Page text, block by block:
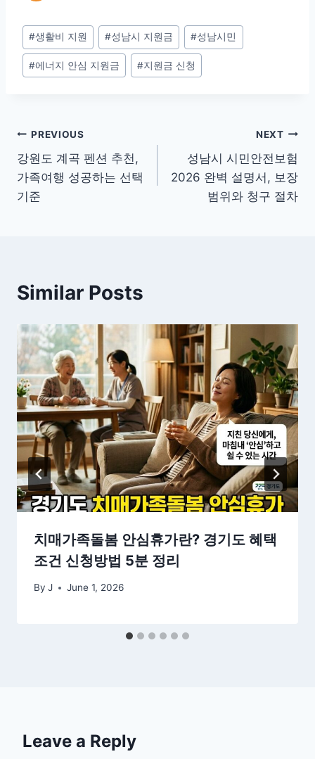
Post
Tags:
#생활비 지원 #성남시 지원금 #성남시민
#에너지 안심 지원금 #지원금 신청
Post
navigation
PREVIOUS
강원도 계곡 펜션 추천,
가족여행 성공하는 선택
기준
NEXT
성남시 시민안전보험
2026 완벽 설명서, 보장
범위와 청구 절차
Similar Posts
치매가족돌봄 안심휴가란? 경기도 혜택
조건 신청방법 5분 정리
By J June 1, 2026
Leave a Reply